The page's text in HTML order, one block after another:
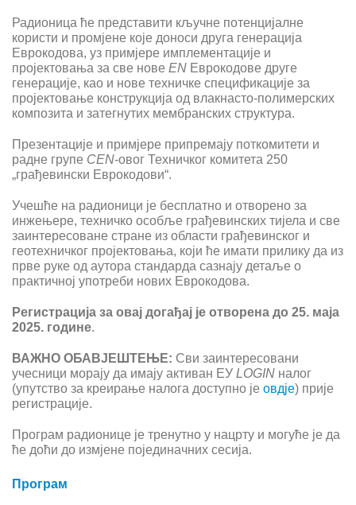
Радионица ће представити кључне потенцијалне
користи и промјене које доноси друга генерација
Еврокодова, уз примјере имплементације и
пројектовања за све нове ЕN Еврокодове друге
генерације, као и нове техничке спецификације за
пројектовање конструкција од влакнасто-полимерских
композита и затегнутих мембранских структура.
Презентације и примјере припремају поткомитети и
радне групе CEN-овог Техничког комитета 250
„грађевински Еврокодови“.
Учешће на радионици је бесплатно и отворено за
инжењере, техничко особље грађевинских тијела и све
заинтересоване стране из области грађевинског и
геотехничког пројектовања, који ће имати прилику да из
прве руке од аутора стандарда сазнају детаље о
практичној употреби нових Еврокодова.
Регистрација за овај догађај је отворена до 25. маја
2025. године.
ВАЖНО ОБАВЈЕШТЕЊЕ: Сви заинтересовани
учесници морају дa имају активан ЕУ LOGIN налог
(упутство за креирање налога доступно је овдје) прије
регистрације.
Програм радионице је тренутно у нацрту и могуће је да
ће доћи до измјене појединачних сесија.
Програм